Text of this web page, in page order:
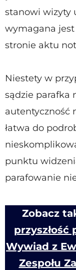
stanowi wizyty
wymagana
stronie aktu
Niestety w
sądzie parafka
autentyczność
łatwa do
punktu
parafowanie
Zobacz
Wywiad z
Zespołu